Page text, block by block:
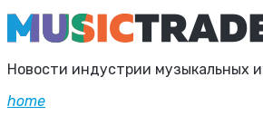
Новости индустрии музыкальных
home